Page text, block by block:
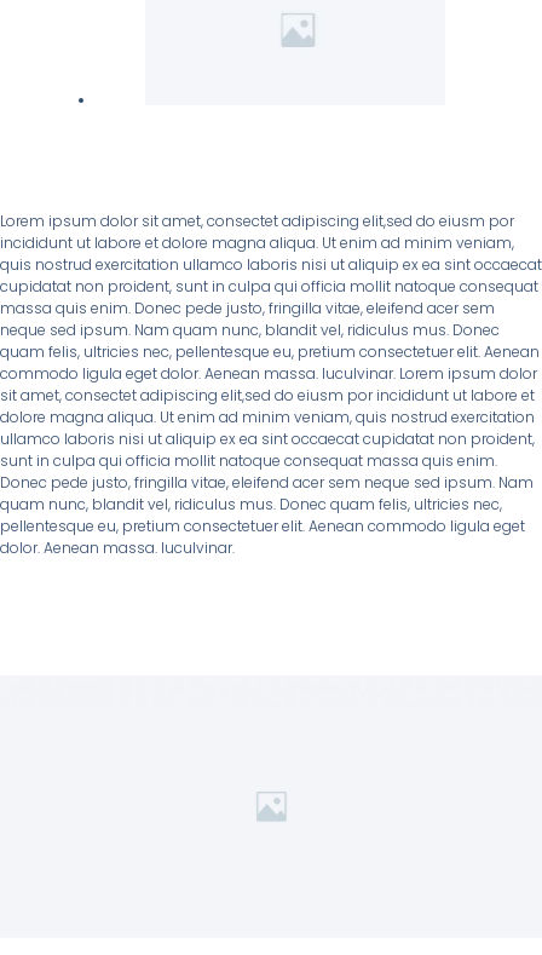
Lorem ipsum dolor sit amet, consectet adipiscing elit,sed do eiusm por
incididunt ut labore et dolore magna aliqua. Ut enim ad minim veniam,
quis nostrud exercitation ullamco laboris nisi ut aliquip ex ea sint occaecat
cupidatat non proident, sunt in culpa qui officia mollit natoque consequat
massa quis enim. Donec pede justo, fringilla vitae, eleifend acer sem
neque sed ipsum. Nam quam nunc, blandit vel, ridiculus mus. Donec
quam felis, ultricies nec, pellentesque eu, pretium consectetuer elit. Aenean
commodo ligula eget dolor. Aenean massa. luculvinar. Lorem ipsum dolor
sit amet, consectet adipiscing elit,sed do eiusm por incididunt ut labore et
dolore magna aliqua. Ut enim ad minim veniam, quis nostrud exercitation
ullamco laboris nisi ut aliquip ex ea sint occaecat cupidatat non proident,
sunt in culpa qui officia mollit natoque consequat massa quis enim.
Donec pede justo, fringilla vitae, eleifend acer sem neque sed ipsum. Nam
quam nunc, blandit vel, ridiculus mus. Donec quam felis, ultricies nec,
pellentesque eu, pretium consectetuer elit. Aenean commodo ligula eget
dolor. Aenean massa. luculvinar.